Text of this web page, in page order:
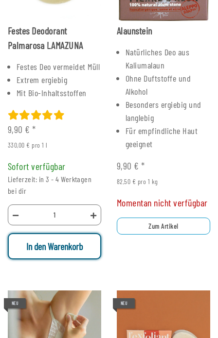
Festes Deodorant
Palmarosa LAMAZUNA
Festes Deo vermeidet Müll
Extrem ergiebig
Mit Bio-Inhaltsstoffen
9,90 €*
330,00 € pro 1 l
Sofort verfügbar
Lieferzeit: in 3 - 4 Werktagen
bei dir
In den Warenkorb
Alaunstein
Natürliches Deo aus
Kaliumalaun
Ohne Duftstoffe und
Alkohol
Besonders ergiebig und
langlebig
Für empfindliche Haut
geeignet
9,90 €*
82,50 € pro 1 kg
Momentan nicht verfügbar
Zum Artikel
NEU NEU